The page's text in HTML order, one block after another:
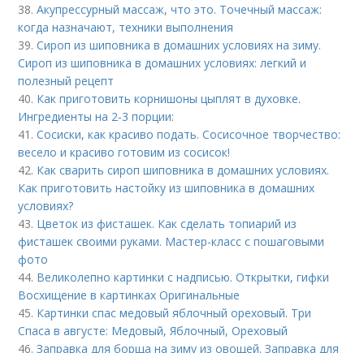
38.Акупрессурный массаж, что это. Точечный массаж:
когда назначают, техники выполнения
39.Сироп из шиповника в домашних условиях на зиму.
Сироп из шиповника в домашних условиях: легкий и
полезный рецепт
40. Как приготовить корнишоны цыплят в духовке.
Ингредиенты на 2-3 порции:
41.Сосиски, как красиво подать. Сосисочное творчество:
весело и красиво готовим из сосисок!
42. Как сварить сироп шиповника в домашних условиях.
Как приготовить настойку из шиповника в домашних
условиях?
43. Цветок из фисташек. Как сделать топиарий из
фисташек своими руками. Мастер-класс с пошаговыми
фото
44. Великолепно картинки с надписью. Открытки, гифки
Восхищение в картинках Оригинальные
45. Картинки спас медовый яблочный ореховый. Три
Спаса в августе: Медовый, Яблочный, Ореховый
46.Заправка для борща на зиму из овощей. Заправка для